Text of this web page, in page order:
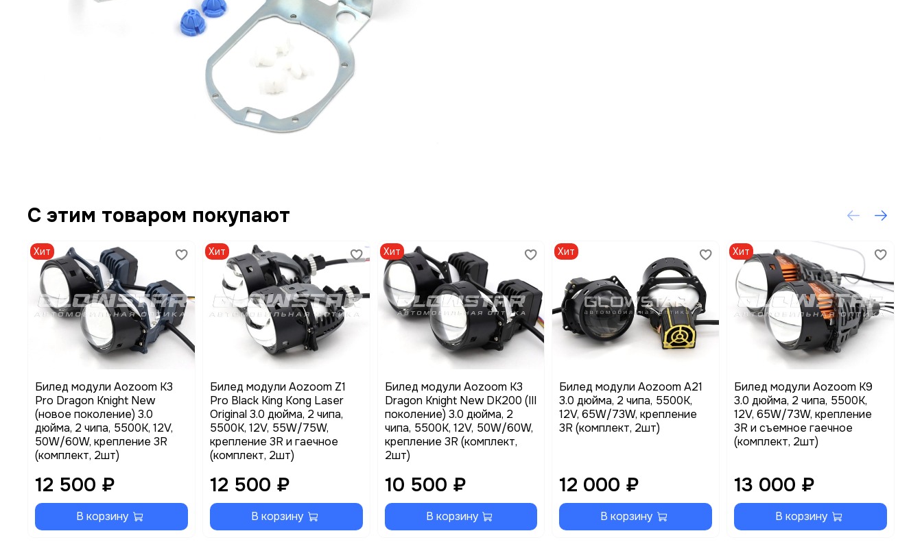
С этим товаром покупают
Хит
Билед модули Aozoom K3
Pro Dragon Knight New
(новое поколение) 3.0
дюйма, 2 чипа, 5500K, 12V,
50W/60W, крепление 3R
(комплект, 2шт)
12 500 ₽
В корзину
Хит
Билед модули Aozoom Z1
Pro Black King Kong Laser
Original 3.0 дюйма, 2 чипа,
5500K, 12V, 55W/75W,
крепление 3R и гаечное
(комплект, 2шт)
12 500 ₽
В корзину
Хит
Билед модули Aozoom K3
Dragon Knight New DK200 (III
поколение) 3.0 дюйма, 2
чипа, 5500K, 12V, 50W/60W,
крепление 3R (комплект,
2шт)
10 500 ₽
В корзину
Хит
Билед модули Aozoom A21
3.0 дюйма, 2 чипа, 5500K,
12V, 65W/73W, крепление
3R (комплект, 2шт)
12 000 ₽
В корзину
Хит
Билед модули Aozoom K9
3.0 дюйма, 2 чипа, 5500K,
12V, 65W/73W, крепление
3R и съемное гаечное
(комплект, 2шт)
13 000 ₽
В корзину